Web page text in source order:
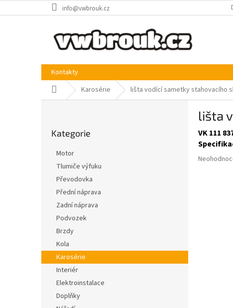
na
info@vwbrouk.cz
Kontakty
Domů Karosérie lišta vodící sametky stahovacího
l
kategorie
Kategorie
Motor
Tlumiče výfuku
Převodovka
Přední náprava
Zadní náprava
Podvozek
Brzdy
Kola
Karosérie
Interiér
Elektroinstalace
Doplňky
lišta
VK 111
Průměrné